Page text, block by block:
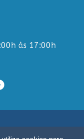
às 17:00h
Reservados - R. Paulo